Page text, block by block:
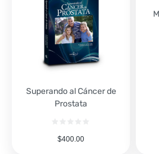
Superando al Cáncer de
Prostata
$400.00